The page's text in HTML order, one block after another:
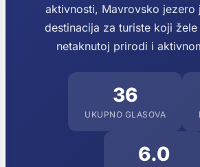
aktivnosti, Mavrovsko jezero
destinacija za turiste koji
netaknutoj prirodi i
36
UKUPNO GLASOVA
6.0